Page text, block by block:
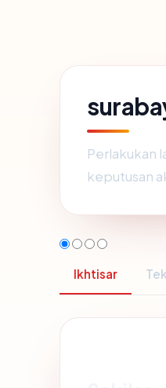
Perlakukan
keputusan
Ikhtisar